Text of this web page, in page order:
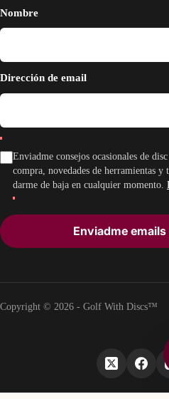
Nombre
Dirección de email
Enviadme consejos ocasionales de
compra, novedades de herramientas y
darme de baja en cualquier momento.
Enviadme
Copyright © 2026 - Golf With Discs™